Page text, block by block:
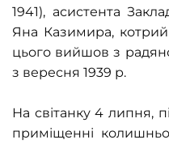
1941), асистента
Яна Казимира,
цього вийшов з
з вересня 1939 р.
На світанку 4 липня,
приміщенні